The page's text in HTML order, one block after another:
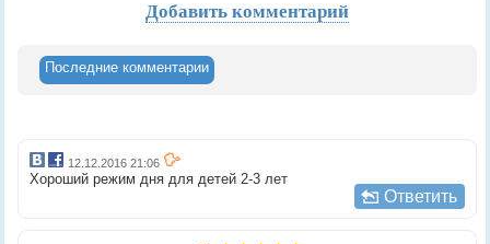
Добавить комментарий
Последние комментарии
12.12.2016 21:06
Хороший режим дня для детей 2-3 лет
Ответить